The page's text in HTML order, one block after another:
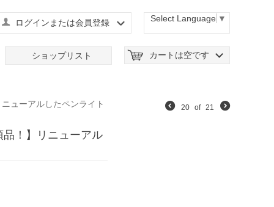
Select Language ▼
ログインまたは会員登録
カートは空です
ショップリスト
ューアルしたペンライト 20 of 21
！】リニューアル